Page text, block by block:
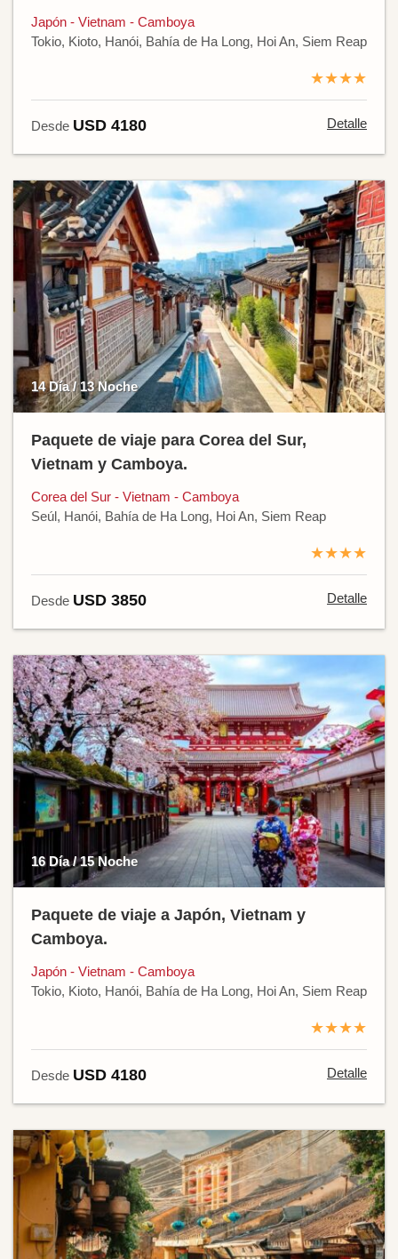
Japón - Vietnam - Camboya
Tokio, Kioto, Hanói, Bahía de Ha Long, Hoi An, Siem Reap
★★★★
Desde USD 4180 Detalle
14 Día / 13 Noche
Paquete de viaje para Corea del Sur,
Vietnam y Camboya.
Corea del Sur - Vietnam - Camboya
Seúl, Hanói, Bahía de Ha Long, Hoi An, Siem Reap
★★★★
Desde USD 3850 Detalle
16 Día / 15 Noche
Paquete de viaje a Japón, Vietnam y
Camboya.
Japón - Vietnam - Camboya
Tokio, Kioto, Hanói, Bahía de Ha Long, Hoi An, Siem Reap
★★★★
Desde USD 4180 Detalle